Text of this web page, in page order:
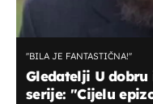
''BILA JE FANTASTIČNA!''
Gledatelji U
serije: ''Cijelu